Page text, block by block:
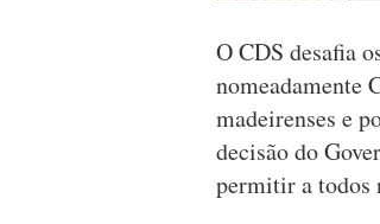
O CDS desafia
nomeadamente
madeirenses e
decisão do
permitir a todos